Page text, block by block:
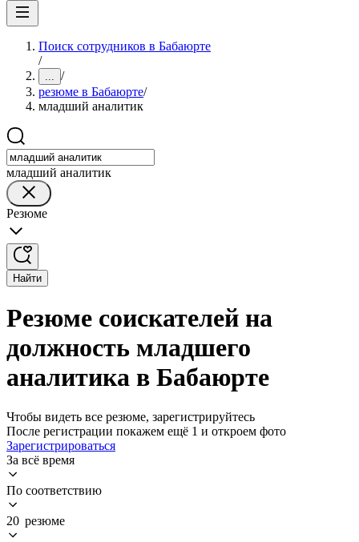
Поиск сотрудников в Бабаюрте
/
... /
резюме в Бабаюрте/
младший аналитик
младший аналитик
Резюме
Найти
Резюме соискателей на
должность младшего
аналитика в Бабаюрте
Чтобы видеть все резюме, зарегистрируйтесь
После регистрации покажем ещё 1 и откроем фото
Зарегистрироваться
За всё время
По соответствию
20 резюме